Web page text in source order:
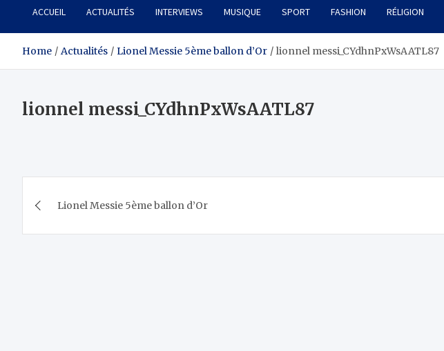
ACCUEIL ACTUALITÉS INTERVIEWS MUSIQUE SPORT FASHION RÉLIGION
Home Actualités Lionel Messie 5ème ballon d’Or lionnel messi_CYdhnPxWsAATL87
lionnel messi_CYdhnPxWsAATL87
de
Lionel Messie 5ème ballon d’Or